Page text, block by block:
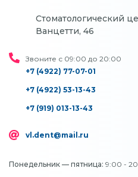
Стоматологический
Ванцетти, 46
Звоните с 09:00 до 20:00
+7 (4922) 77-07-01
+7 (4922) 53-13-43
+7 (919) 013-13-43
vl.dent@mail.ru
Понедельник — пятница: 9:00 -